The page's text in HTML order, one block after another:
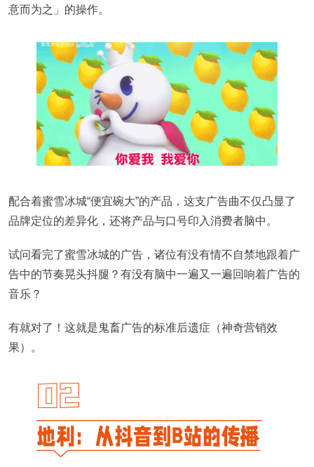
意而为之」的操作。
配合着蜜雪冰城“便宜碗大”的产品，这支广告曲不仅凸显了
品牌定位的差异化，还将产品与口号印入消费者脑中。
试问看完了蜜雪冰城的广告，诸位有没有情不自禁地跟着广
告中的节奏晃头抖腿？有没有脑中一遍又一遍回响着广告的
音乐？
有就对了！这就是鬼畜广告的标准后遗症（神奇营销效
果）。